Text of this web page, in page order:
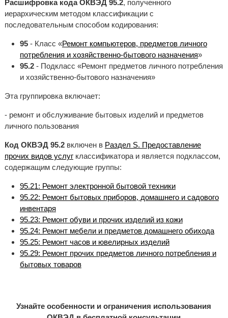
Расшифровка кода ОКВЭД 95.2, полученного
иерархическим методом классификации с
последовательным способом кодирования:
95- Класс «Ремонт компьютеров, предметов личного
потребления и хозяйственно-бытового назначения»
95.2- Подкласс «Ремонт предметов личного потребления
и хозяйственно-бытового назначения»
Эта группировка включает:
- ремонт и обслуживание бытовых изделий и предметов
личного пользования
Код ОКВЭД 95.2включен в Раздел S. Предоставление
прочих видов услугклассификатора и является подклассом,
содержащим следующие группы:
95.21: Ремонт электронной бытовой техники
95.22: Ремонт бытовых приборов, домашнего и садового
инвентаря
95.23: Ремонт обуви и прочих изделий из кожи
95.24: Ремонт мебели и предметов домашнего обихода
95.25: Ремонт часов и ювелирных изделий
95.29: Ремонт прочих предметов личного потребления и
бытовых товаров
Узнайте особенности и ограничения использования